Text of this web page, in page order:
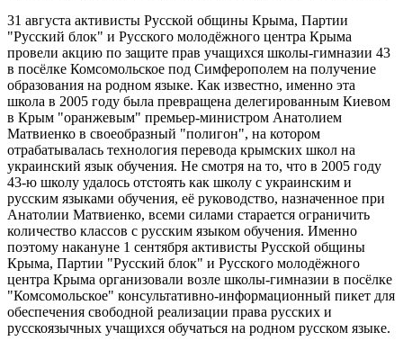
31 августа активисты Русской общины Крыма, Партии
"Русский блок" и Русского молодёжного центра Крыма
провели акцию по защите прав учащихся школы-гимназии 43
в посёлке Комсомольское под Симферополем на получение
образования на родном языке. Как известно, именно эта
школа в 2005 году была превращена делегированным Киевом
в Крым "оранжевым" премьер-министром Анатолием
Матвиенко в своеобразный "полигон", на котором
отрабатывалась технология перевода крымских школ на
украинский язык обучения. Не смотря на то, что в 2005 году
43-ю школу удалось отстоять как школу с украинским и
русским языками обучения, её руководство, назначенное при
Анатолии Матвиенко, всеми силами старается ограничить
количество классов с русским языком обучения. Именно
поэтому накануне 1 сентября активисты Русской общины
Крыма, Партии "Русский блок" и Русского молодёжного
центра Крыма организовали возле школы-гимназии в посёлке
"Комсомольское" консультативно-информационный пикет для
обеспечения свободной реализации права русских и
русскоязычных учащихся обучаться на родном русском языке.